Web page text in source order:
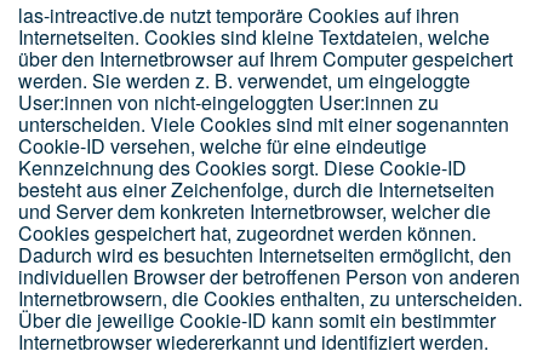
las-intreactive.de nutzt temporäre Cookies auf ihren
Internetseiten. Cookies sind kleine Textdateien, welche
über den Internetbrowser auf Ihrem Computer gespeichert
werden. Sie werden z. B. verwendet, um eingeloggte
User:innen von nicht-eingeloggten User:innen zu
unterscheiden. Viele Cookies sind mit einer sogenannten
Cookie-ID versehen, welche für eine eindeutige
Kennzeichnung des Cookies sorgt. Diese Cookie-ID
besteht aus einer Zeichenfolge, durch die Internetseiten
und Server dem konkreten Internetbrowser, welcher die
Cookies gespeichert hat, zugeordnet werden können.
Dadurch wird es besuchten Internetseiten ermöglicht, den
individuellen Browser der betroffenen Person von anderen
Internetbrowsern, die Cookies enthalten, zu unterscheiden.
Über die jeweilige Cookie-ID kann somit ein bestimmter
Internetbrowser wiedererkannt und identifiziert werden.